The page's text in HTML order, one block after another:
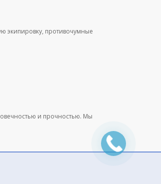
экипировку, противочумные
и прочностью. Мы